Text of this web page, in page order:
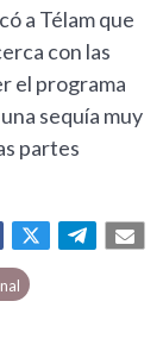
a Télam que
con las
el programa
sequía muy
partes